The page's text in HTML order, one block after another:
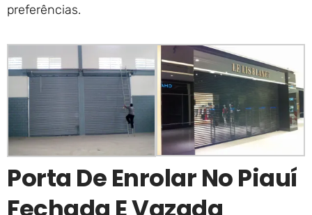
preferências.
Porta De Enrolar No Piauí